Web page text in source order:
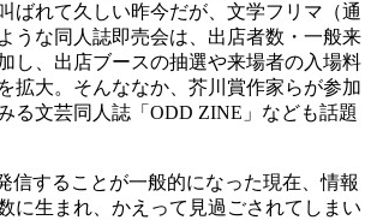
ばれて久しい昨今だが、文学フリマ（通
うな同人誌即売会は、出店者数・一般来
し、出店ブースの抽選や来場者の入場料
拡大。そんななか、芥川賞作家らが参加
る文芸同人誌「ODD ZINE」なども話題
信することが一般的になった現在、情報
に生まれ、かえって見過ごされてしまい